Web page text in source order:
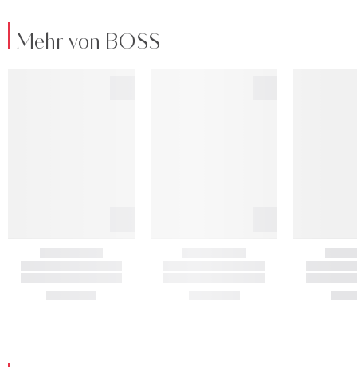
Mehr von BOSS